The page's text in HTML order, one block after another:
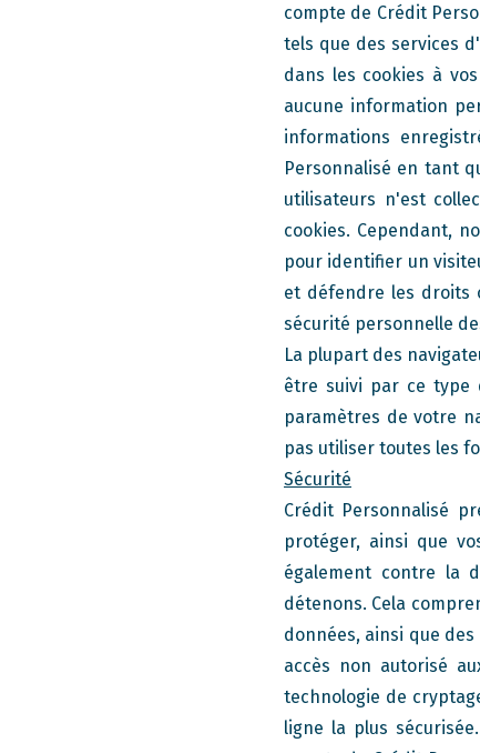
compte de Crédit
tels que des services
dans les cookies à
aucune information
informations
Personnalisé en tant
utilisateurs n'est
cookies. Cependant,
pour identifier un
et défendre les droits
sécurité personnelle
La plupart des
être suivi par ce type
paramètres de votre
pas utiliser toutes les
Sécurité
Crédit Personnalisé
protéger, ainsi que
également contre la
détenons. Cela
données, ainsi que
accès non autorisé
technologie de
ligne la plus